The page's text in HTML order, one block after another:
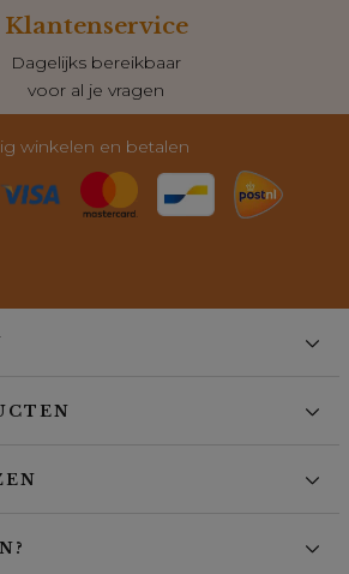
Klantenservice
Dagelijks bereikbaar
voor al je vragen
winkelen en betalen